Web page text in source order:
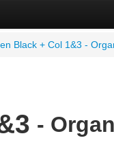
Black + Col 1&3 -
-